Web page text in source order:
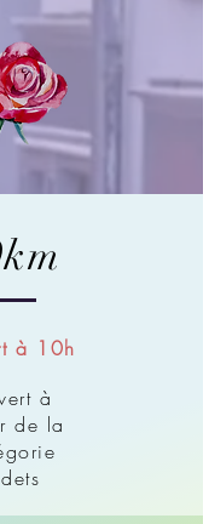
à 10h
à
de la